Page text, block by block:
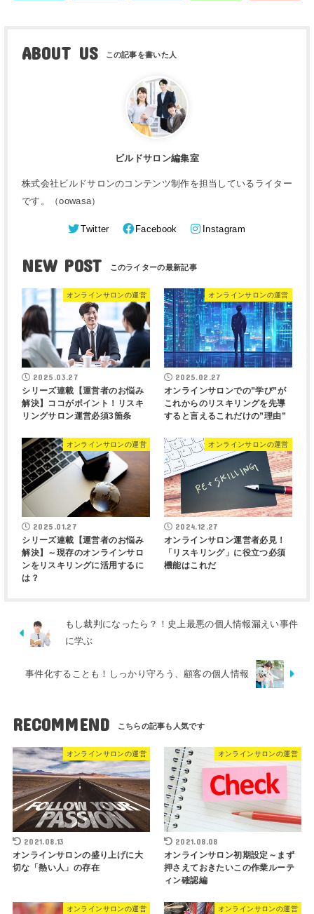
ABOUT US
ビルドサロン編集室
株式会社ビルドサロンのコンテンツ制作を担当しているライター
です。（oowasa）
Twitter Facebook Instagram
NEW POST
オンラインサロンの運営
2025.03.27
シリーズ連載【運営者のお悩み
解決】ココがポイント！リスキ
リングサロン運営必須3箇条
オンラインサロンの運営
2025.02.27
オンラインサロンでの”学び”が
これからのリスキリングを先導
すると言えるこれだけの”理由”
オンラインサロンの運営
2025.01.27
シリーズ連載【運営者のお悩み
解決】～現存のオンラインサロ
ンをリスキリングに活用するに
は？
オンラインサロンの運営
2024.12.27
オンラインサロン運営者必見！
「リスキリング」に役立つ必須
機能はこれだ
もし裁判になったら？！史上最悪の個人情報漏えい事件
に学ぶ
事件化することも！しっかり守ろう、顧客の個人情報
RECOMMEND
オンラインサロンの運営
2021.08.13
オンラインサロンの盛り上げに大
切な「熱い人」の存在
オンラインサロンの運営
2021.08.08
オンラインサロン初期設定～まず
押さえておきたいこの作業ルーテ
ィン確認編
オンラインサロンの運営 オンラインサロンの運営